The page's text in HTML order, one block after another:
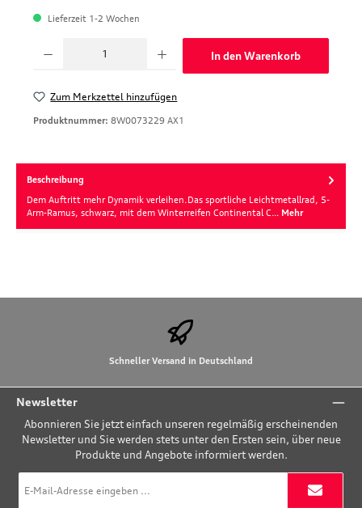
Lieferzeit 1-2 Wochen
In den Warenkorb
Zum Merkzettel hinzufügen
Produktnummer: 8W0073229 AX1
Beschreibung
Dem Auftritt mehr Dynamik verleihen.Das sportliche Leichtmetallrad, 5-
Arm-Ramus, schwarz, mit dem Winterreifen Continental C… Mehr
Schneller Versand in Deutschland
Newsletter
Abonnieren Sie jetzt einfach unseren regelmäßig erscheinenden
Newsletter und Sie werden stets unter den Ersten sein, über neue
Produkte und Angebote informiert werden.
Mail-
Adresse